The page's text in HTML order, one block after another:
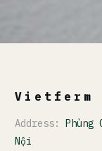
Vietferm
Address:
Nội